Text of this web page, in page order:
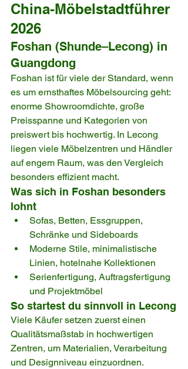
China-Möbelstadtführer
2026
Foshan (Shunde–Lecong) in
Guangdong
Foshan ist für viele der Standard, wenn
es um ernsthaftes Möbelsourcing geht:
enorme Showroomdichte, große
Preisspanne und Kategorien von
preiswert bis hochwertig. In Lecong
liegen viele Möbelzentren und Händler
auf engem Raum, was den Vergleich
besonders effizient macht.
Was sich in Foshan besonders
lohnt
Sofas, Betten, Essgruppen,
Schränke und Sideboards
Moderne Stile, minimalistische
Linien, hotelnahe Kollektionen
Serienfertigung, Auftragsfertigung
und Projektmöbel
So startest du sinnvoll in Lecong
Viele Käufer setzen zuerst einen
Qualitätsmaßstab in hochwertigen
Zentren, um Materialien, Verarbeitung
und Designniveau einzuordnen.